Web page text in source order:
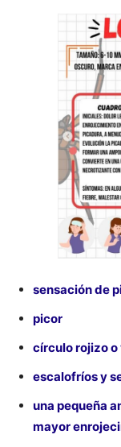
sensación de
picor
círculo rojizo
escalofríos y
una pequeña
mayor